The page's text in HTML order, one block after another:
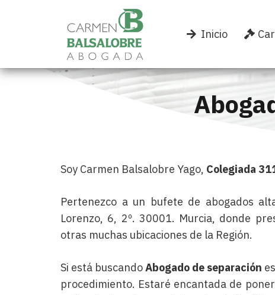
Inicio
Soy Carmen Balsalobre Yago, Colegiada
Pertenezco a un bufete de abogados
Lorenzo, 6, 2º. 30001. Murcia, donde
otras muchas ubicaciones de la Región.
Si está buscandoAbogado de separación
procedimiento. Estaré encantada de